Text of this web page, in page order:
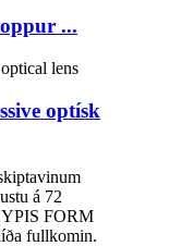
...
optísk
á 72
FORM
fullkomin.